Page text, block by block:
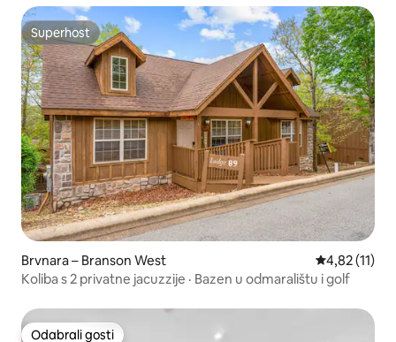
Superhost
Superhost
Brvnara – Branson West Prosječna
4,82 (11)
Koliba s 2 privatne jacuzzije · Bazen u odmaralištu i golf
Odabrali gosti